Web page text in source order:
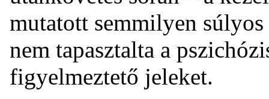
mutatott semmilyen
nem tapasztalta a
figyelmeztető jeleket.